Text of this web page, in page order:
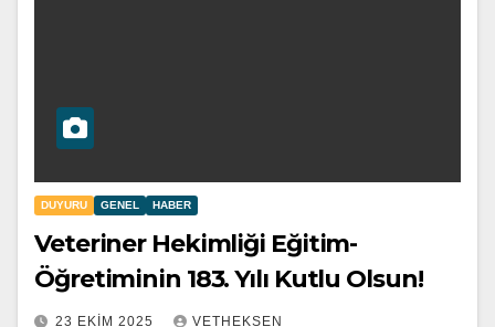
DUYURU GENEL HABER
Veteriner Hekimliği Eğitim-
Öğretiminin 183. Yılı Kutlu Olsun!
23 EKIM 2025 VETHEKSEN